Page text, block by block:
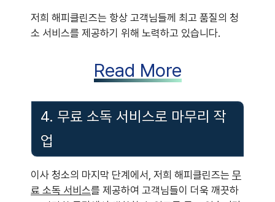
저희 해피클린즈는 항상 고객님들께 최고 품질의 청
소 서비스를 제공하기 위해 노력하고 있습니다.
Read More
4. 무료 소독 서비스로 마무리 작
업
이사 청소의 마지막 단계에서, 저희 해피클린즈는 무
료 소독 서비스를 제공하여 고객님들이 더욱 깨끗하